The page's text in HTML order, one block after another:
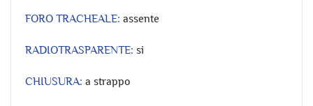
FORO TRACHEALE: assente
RADIOTRASPARENTE: si
CHIUSURA: a strappo